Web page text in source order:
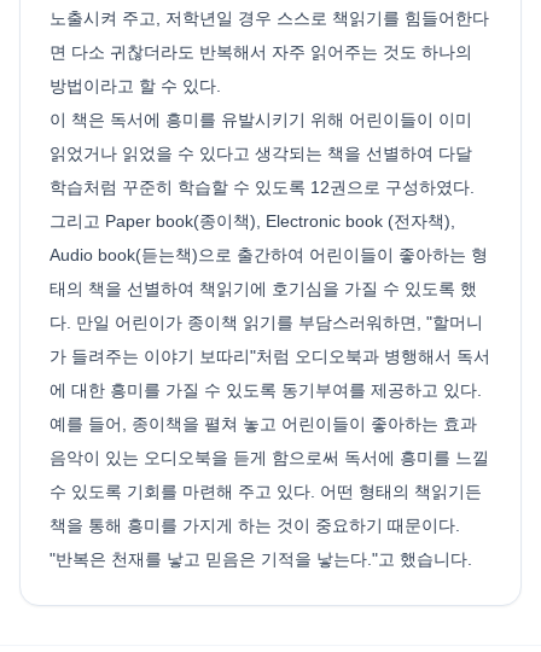
노출시켜 주고, 저학년일 경우 스스로 책읽기를 힘들어한다
면 다소 귀찮더라도 반복해서 자주 읽어주는 것도 하나의
방법이라고 할 수 있다.
이 책은 독서에 흥미를 유발시키기 위해 어린이들이 이미
읽었거나 읽었을 수 있다고 생각되는 책을 선별하여 다달
학습처럼 꾸준히 학습할 수 있도록 12권으로 구성하였다.
그리고 Paper book(종이책), Electronic book (전자책),
Audio book(듣는책)으로 출간하여 어린이들이 좋아하는 형
태의 책을 선별하여 책읽기에 호기심을 가질 수 있도록 했
다. 만일 어린이가 종이책 읽기를 부담스러워하면, "할머니
가 들려주는 이야기 보따리"처럼 오디오북과 병행해서 독서
에 대한 흥미를 가질 수 있도록 동기부여를 제공하고 있다.
예를 들어, 종이책을 펼쳐 놓고 어린이들이 좋아하는 효과
음악이 있는 오디오북을 듣게 함으로써 독서에 흥미를 느낄
수 있도록 기회를 마련해 주고 있다. 어떤 형태의 책읽기든
책을 통해 흥미를 가지게 하는 것이 중요하기 때문이다.
"반복은 천재를 낳고 믿음은 기적을 낳는다."고 했습니다.